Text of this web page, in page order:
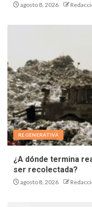
agosto 8, 2026
REGENERATIVA
¿A dónde termina
ser recolectada?
agosto 8, 2026